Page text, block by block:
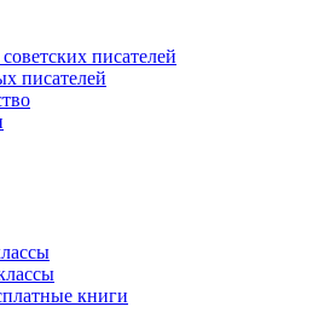
писателей
писателей
книги